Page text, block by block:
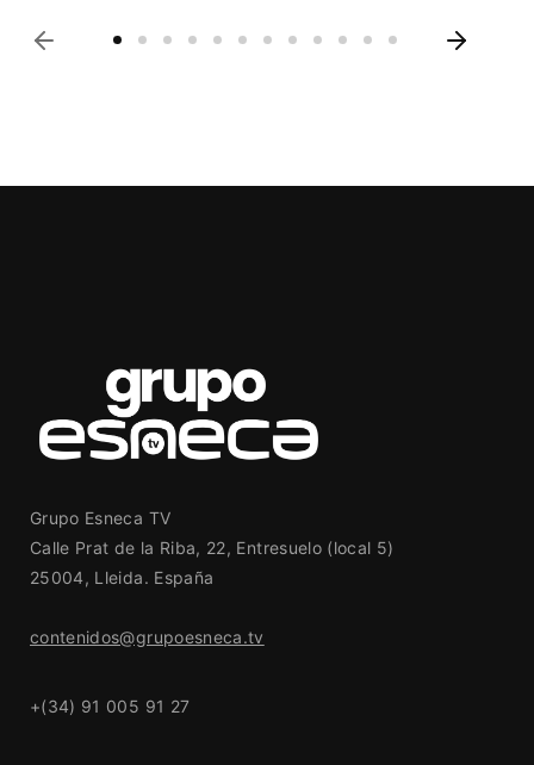
Grupo Esneca TV
Calle Prat de la Riba, 22, Entresuelo (local 5)
25004, Lleida. España
contenidos@grupoesneca.tv
+(34) 91 005 91 27